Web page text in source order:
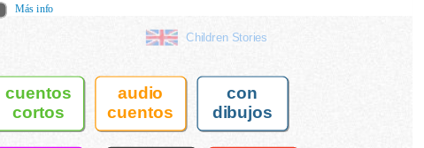
Children Stories
cuentos
cortos
audio
cuentos
con
dibujos
Más info